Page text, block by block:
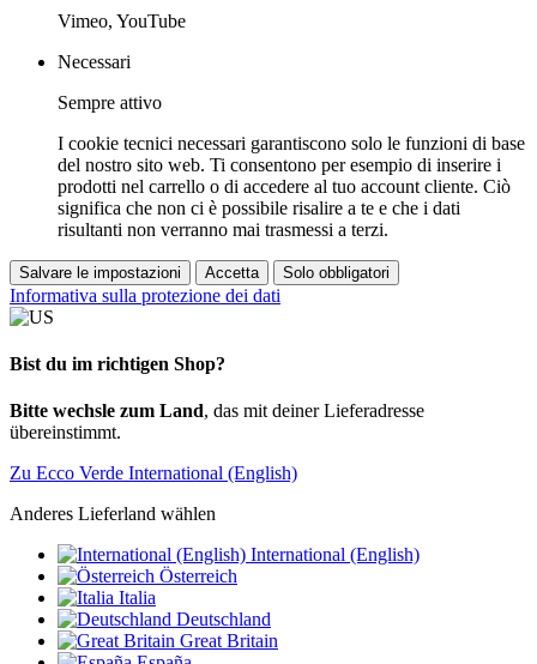
Vimeo, YouTube
Necessari
Sempre attivo
I cookie tecnici necessari garantiscono solo le funzioni di base
del nostro sito web. Ti consentono per esempio di inserire i
prodotti nel carrello o di accedere al tuo account cliente. Ciò
significa che non ci è possibile risalire a te e che i dati
risultanti non verranno mai trasmessi a terzi.
Salvare le impostazioni Accetta Solo obbligatori
Informativa sulla protezione dei dati
Bist du im richtigen Shop?
Bitte wechsle zum Land, das mit deiner Lieferadresse
übereinstimmt.
Zu Ecco Verde International (English)
Anderes Lieferland wählen
International (English)
Österreich
Italia
Deutschland
Great Britain